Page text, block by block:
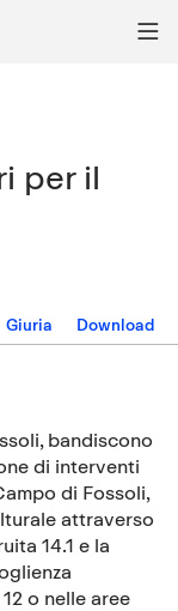

per il
Giuria Download
bandiscono
di interventi
di Fossoli,
attraverso
14.1 e la
o nelle aree